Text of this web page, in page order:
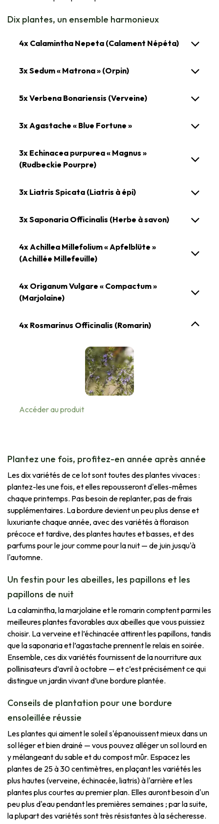
Dix plantes, un ensemble harmonieux
4x Calamintha Nepeta (Calament Népéta)
3x Sedum « Matrona » (Orpin)
5x Verbena Bonariensis (Verveine)
3x Agastache « Blue Fortune »
3x Echinacea purpurea « Magnus »
(Rudbeckie Pourpre)
3x Liatris Spicata (Liatris à épi)
3x Saponaria Officinalis (Herbe à savon)
4x Achillea Millefolium « Apfelblüte »
(Achillée Millefeuille)
4x Origanum Vulgare « Compactum »
(Marjolaine)
4x Rosmarinus Officinalis (Romarin)
Accéder au produit
Plantez une fois, profitez-en année après année
Les dix variétés de ce lot sont toutes des plantes vivaces :
plantez-les une fois, et elles repousseront d'elles-mêmes
chaque printemps. Pas besoin de replanter, pas de frais
supplémentaires. La bordure devient un peu plus dense et
luxuriante chaque année, avec des variétés à floraison
précoce et tardive, des plantes hautes et basses, et des
parfums pour le jour comme pour la nuit — de juin jusqu'à
l'automne.
Un festin pour les abeilles, les papillons et les
papillons de nuit
La calamintha, la marjolaine et le romarin comptent parmi les
meilleures plantes favorables aux abeilles que vous puissiez
choisir. La verveine et l’échinacée attirent les papillons, tandis
que la saponaria et l’agastache prennent le relais en soirée.
Ensemble, ces dix variétés fournissent de la nourriture aux
pollinisateurs d’avril à octobre — et c’est précisément ce qui
distingue un jardin vivant d’une bordure plantée.
Conseils de plantation pour une bordure
ensoleillée réussie
Les plantes qui aiment le soleil s'épanouissent mieux dans un
sol léger et bien drainé — vous pouvez alléger un sol lourd en
y mélangeant du sable et du compost mûr. Espacez les
plantes de 25 à 30 centimètres, en plaçant les variétés les
plus hautes (verveine, échinacée, liatris) à l'arrière et les
plantes plus courtes au premier plan. Elles auront besoin d'un
peu plus d'eau pendant les premières semaines ; par la suite,
la plupart des variétés sont très résistantes à la sécheresse.